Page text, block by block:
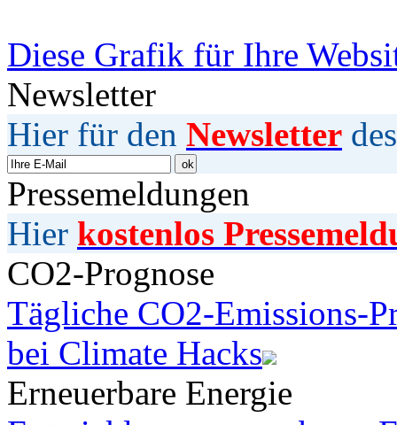
Diese Grafik für Ihre
Newsletter
Hier für den Newsletter
Pressemeldungen
Hier kostenlos
CO2-Prognose
Tägliche CO2-Emissions-
bei Climate Hacks
Erneuerbare Energie